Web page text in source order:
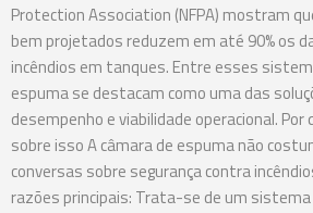
Protection Association (NFPA) mostram
bem projetados reduzem em até 90% os
incêndios em tanques. Entre esses
espuma se destacam como uma das
desempenho e viabilidade operacional.
sobre isso A câmara de espuma não
conversas sobre segurança contra
razões principais: Trata-se de um